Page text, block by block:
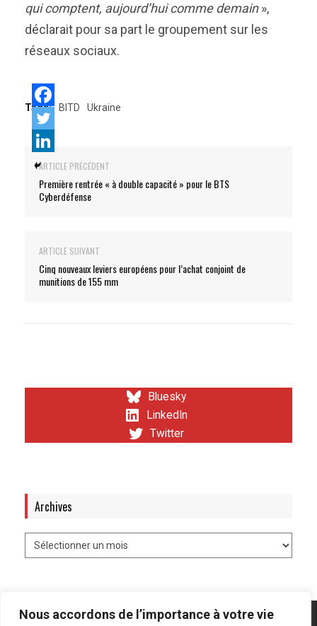
Nous accordons de l’importance à votre vie
qui comptent, aujourd’hui comme demain»,
déclarait pour sa part le groupement sur les
réseaux sociaux.
Tags: BITD Ukraine
ARTICLE PRÉCÉDENT
Première rentrée « à double capacité » pour le BTS
Cyberdéfense
ARTICLE SUIVANT
Cinq nouveaux leviers européens pour l’achat conjoint de
munitions de 155 mm
Bluesky
LinkedIn
Twitter
Archives